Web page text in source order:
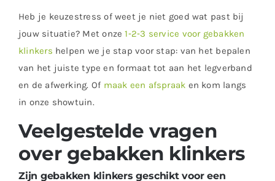
Heb je keuzestress of weet je niet goed wat past bij
jouw situatie? Met onze1‑2‑3 service voor gebakken
klinkers helpen we je stap voor stap: van het bepalen
van het juiste type en formaat tot aan het legverband
en de afwerking. Of maak een afspraak en kom langs
in onze showtuin.
Veelgestelde vragen
over gebakken klinkers
Zijn gebakken klinkers geschikt voor een